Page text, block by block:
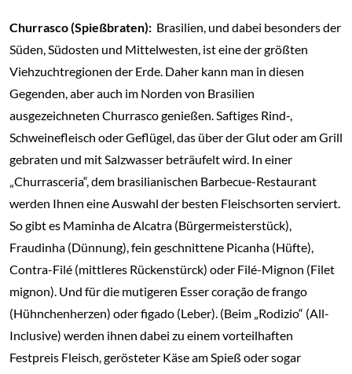
Churrasco (Spießbraten): Brasilien, und dabei besonders der
Süden, Südosten und Mittelwesten, ist eine der größten
Viehzuchtregionen der Erde. Daher kann man in diesen
Gegenden, aber auch im Norden von Brasilien
ausgezeichneten Churrasco genießen. Saftiges Rind-,
Schweinefleisch oder Geflügel, das über der Glut oder am Grill
gebraten und mit Salzwasser beträufelt wird. In einer
„Churrasceria“, dem brasilianischen Barbecue-Restaurant
werden Ihnen eine Auswahl der besten Fleischsorten serviert.
So gibt es Maminha de Alcatra (Bürgermeisterstück),
Fraudinha (Dünnung), fein geschnittene Picanha (Hüfte),
Contra-Filé (mittleres Rückenstürck) oder Filé-Mignon (Filet
mignon). Und für die mutigeren Esser coração de frango
(Hühnchenherzen) oder figado (Leber). (Beim „Rodizio“ (All-
Inclusive) werden ihnen dabei zu einem vorteilhaften
Festpreis Fleisch, gerösteter Käse am Spieß oder sogar